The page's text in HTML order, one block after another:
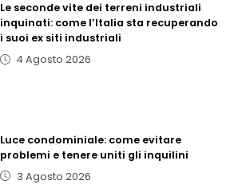
Le seconde vite dei terreni industriali
inquinati: come l’Italia sta recuperando
i suoi ex siti industriali
4 Agosto 2026
Luce condominiale: come evitare
problemi e tenere uniti gli inquilini
3 Agosto 2026